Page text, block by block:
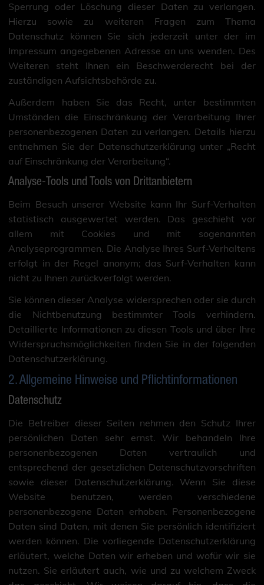
Sperrung oder Löschung dieser Daten zu verlangen.
Hierzu sowie zu weiteren Fragen zum Thema
Datenschutz können Sie sich jederzeit unter der im
Impressum angegebenen Adresse an uns wenden. Des
Weiteren steht Ihnen ein Beschwerderecht bei der
zuständigen Aufsichtsbehörde zu.
Außerdem haben Sie das Recht, unter bestimmten
Umständen die Einschränkung der Verarbeitung Ihrer
personenbezogenen Daten zu verlangen. Details hierzu
entnehmen Sie der Datenschutzerklärung unter „Recht
auf Einschränkung der Verarbeitung“.
Analyse-Tools und Tools von Drittanbietern
Beim Besuch unserer Website kann Ihr Surf-Verhalten
statistisch ausgewertet werden. Das geschieht vor
allem mit Cookies und mit sogenannten
Analyseprogrammen. Die Analyse Ihres Surf-Verhaltens
erfolgt in der Regel anonym; das Surf-Verhalten kann
nicht zu Ihnen zurückverfolgt werden.
Sie können dieser Analyse widersprechen oder sie durch
die Nichtbenutzung bestimmter Tools verhindern.
Detaillierte Informationen zu diesen Tools und über Ihre
Widerspruchsmöglichkeiten finden Sie in der folgenden
Datenschutzerklärung.
2. Allgemeine Hinweise und Pflichtinformationen
Datenschutz
Die Betreiber dieser Seiten nehmen den Schutz Ihrer
persönlichen Daten sehr ernst. Wir behandeln Ihre
personenbezogenen Daten vertraulich und
entsprechend der gesetzlichen Datenschutzvorschriften
sowie dieser Datenschutzerklärung. Wenn Sie diese
Website benutzen, werden verschiedene
personenbezogene Daten erhoben. Personenbezogene
Daten sind Daten, mit denen Sie persönlich identifiziert
werden können. Die vorliegende Datenschutzerklärung
erläutert, welche Daten wir erheben und wofür wir sie
nutzen. Sie erläutert auch, wie und zu welchem Zweck